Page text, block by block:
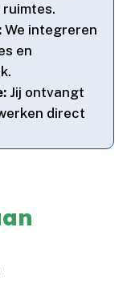
We integreren
en
Jij ontvangt
direct